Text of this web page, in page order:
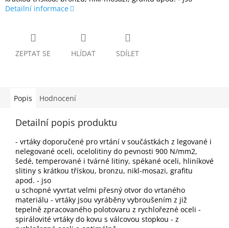
Detailní informace
ZEPTAT SE HLÍDAT SDÍLET
Popis Hodnocení
Detailní popis produktu
- vrtáky doporučené pro vrtání v součástkách z legované i
nelegované oceli, ocelolitiny do pevnosti 900 N/mm2,
šedé, temperované i tvárné litiny, spékané oceli, hliníkové
slitiny s krátkou třískou, bronzu, nikl-mosazi, grafitu
apod. - jso
u schopné vyvrtat velmi přesný otvor do vrtaného
materiálu - vrtáky jsou vyráběny vybroušením z již
tepelně zpracovaného polotovaru z rychlořezné oceli -
spirálovité vrtáky do kovu s válcovou stopkou - z